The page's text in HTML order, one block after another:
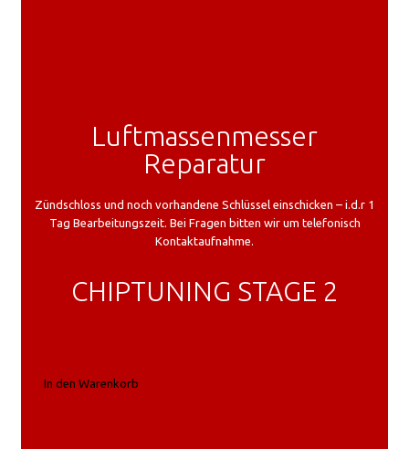
CHIPTUNING STAGE 2
In den Warenkorb
Luftmassenmesser
Reparatur
Zündschloss und noch vorhandene Schlüssel einschicken – i.d.r 1
Tag Bearbeitungszeit. Bei Fragen bitten wir um telefonisch
Kontaktaufnahme.